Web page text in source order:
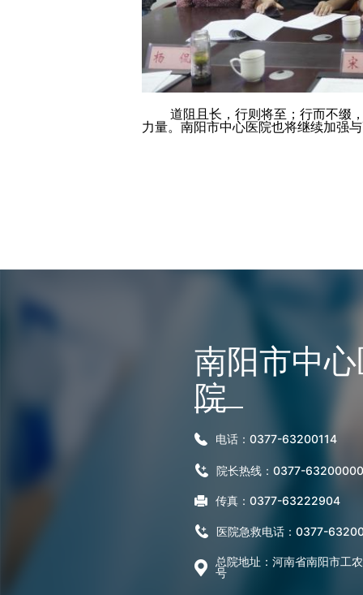
道阻且长，行则将至；行而不缀，
力量。南阳市中心医院也将继续加强
南阳市中
院
电话：0377-63200114
院长热线：0377-63200000
传真：0377-63222904
医院急救电话：0377-
总院地址：河南省南阳市工
号